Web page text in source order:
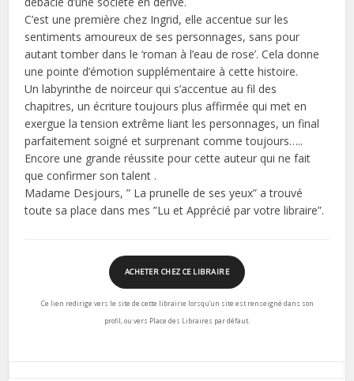
C’est une première chez Ingrid, elle accentue sur les
sentiments amoureux de ses personnages, sans pour
autant tomber dans le ‘roman à l’eau de rose’. Cela donne
une pointe d’émotion supplémentaire à cette histoire.
Un labyrinthe de noirceur qui s’accentue au fil des
chapitres, un écriture toujours plus affirmée qui met en
exergue la tension extrême liant les personnages, un final
parfaitement soigné et surprenant comme toujours…..
Encore une grande réussite pour cette auteur qui ne fait
que confirmer son talent .
Madame Desjours, ” La prunelle de ses yeux” a trouvé
toute sa place dans mes ”Lu et Apprécié par votre libraire”.
ACHETER CHEZ CE LIBRAIRE
Ce lien redirige vers le site de cette librairie lorsqu’un site est renseigné dans son
profil, ou vers Place des Libraires par défaut.